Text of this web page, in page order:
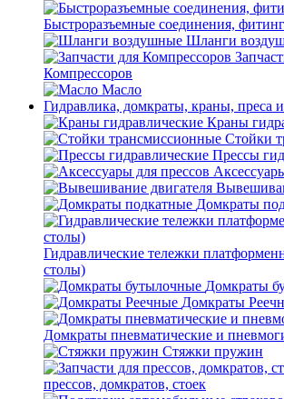
Быстроразъемные соединения,
Шланги
Компрессоров
Масло
Гидравлика, домкраты, краны, преса
Краны
Стойки
Прессы
Домкраты
Гидравлические тележки
столы)
Домкраты
Домкраты
Домкраты пневматические и
Стяжки пружин
прессов, домкратов, стоек